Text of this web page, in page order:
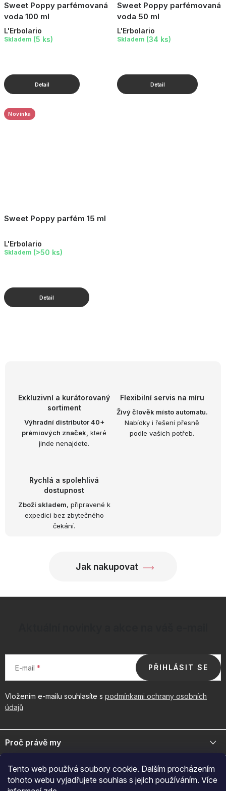
Tento web používá soubory cookie. Dalším procházením
tohoto webu vyjadřujete souhlas s jejich používáním. Více
Sweet Poppy parfémovaná
voda 100 ml
L'Erbolario
Skladem (5 ks)
Sweet Poppy parfémovaná
voda 50 ml
L'Erbolario
Skladem (34 ks)
Sweet Poppy parfém 15 ml
Novinka
L'Erbolario
Skladem (>50 ks)
Exkluzivní a kurátorovaný
sortiment
Výhradní distributor 40+
prémiových značek, které
jinde nenajdete.
Flexibilní servis na míru
Živý člověk místo automatu.
Nabídky i řešení přesně
podle vašich potřeb.
Rychlá a spolehlivá
dostupnost
Zboží skladem, připravené k
expedici bez zbytečného
čekání.
Jak nakupovat
E-mail
Vložením e-mailu souhlasíte s podmínkami ochrany osobních
údajů
PŘIHLÁSIT SE
á
pProč právě my
byznys. Spojte se s námi pro exkluzivní velkoobchodní nabídky.
Důležité odkazy
Naš značky